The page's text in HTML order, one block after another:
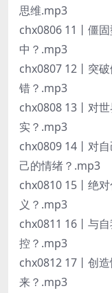
思维.mp3
chx0806 11丨僵
中？.mp3
chx0807 12丨突
错？.mp3
chx0808 13丨对
实？.mp3
chx0809 14丨对
己的情绪？.mp3
chx0810 15丨绝
义？.mp3
chx0811 16丨与
控？.mp3
chx0812 17丨创
来？.mp3